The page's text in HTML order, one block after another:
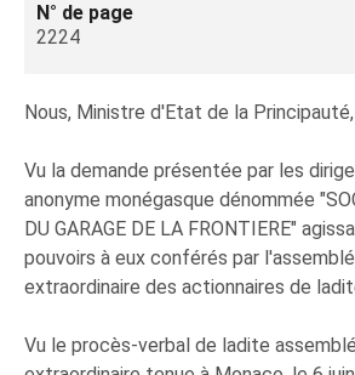
N° de page
2224
Nous, Ministre d'Etat de la Principauté,
Vu la demande présentée par les
anonyme monégasque dénommée
DU GARAGE DE LA FRONTIERE"
pouvoirs à eux conférés par
extraordinaire des actionnaires de
Vu le procès-verbal de ladite